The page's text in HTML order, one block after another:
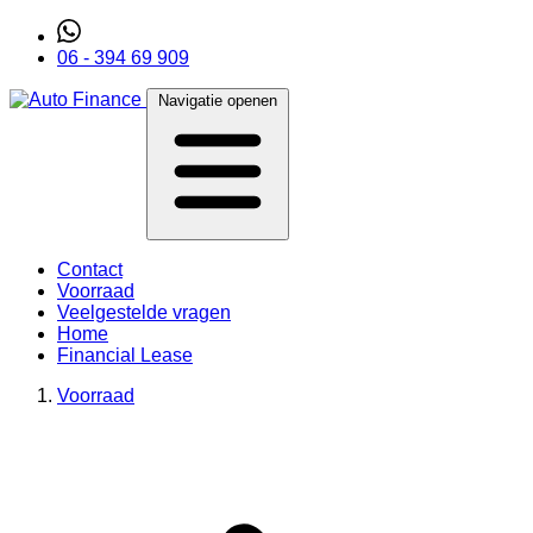
06 - 394 69 909
Navigatie openen
Contact
Voorraad
Veelgestelde vragen
Home
Financial Lease
Voorraad